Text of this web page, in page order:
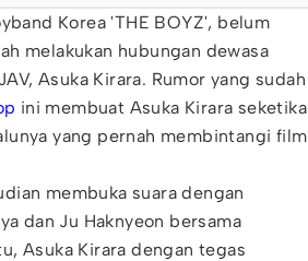
Korea 'THE BOYZ', belum
melakukan hubungan dewasa
Asuka Kirara. Rumor yang sudah
ini membuat Asuka Kirara seketika
yang pernah membintangi film
membuka suara dengan
dan Ju Haknyeon bersama
Asuka Kirara dengan tegas